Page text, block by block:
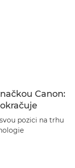
Canon:
pozici na trhu